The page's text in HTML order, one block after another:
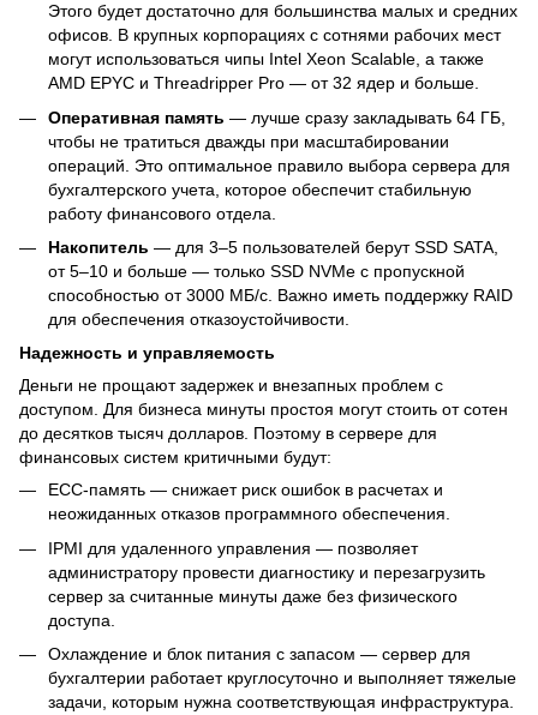
Этого будет достаточно для большинства малых и средних
офисов. В крупных корпорациях с сотнями рабочих мест
могут использоваться чипы Intel Xeon Scalable, а также
AMD EPYC и Threadripper Pro — от 32 ядер и больше.
Оперативная память — лучше сразу закладывать 64 ГБ,
чтобы не тратиться дважды при масштабировании
операций. Это оптимальное правило выбора сервера для
бухгалтерского учета, которое обеспечит стабильную
работу финансового отдела.
Накопитель — для 3–5 пользователей берут SSD SATA,
от 5–10 и больше — только SSD NVMe с пропускной
способностью от 3000 МБ/с. Важно иметь поддержку RAID
для обеспечения отказоустойчивости.
Надежность и управляемость
Деньги не прощают задержек и внезапных проблем с
доступом. Для бизнеса минуты простоя могут стоить от сотен
до десятков тысяч долларов. Поэтому в сервере для
финансовых систем критичными будут:
ECC-память — снижает риск ошибок в расчетах и
неожиданных отказов программного обеспечения.
IPMI для удаленного управления — позволяет
администратору провести диагностику и перезагрузить
сервер за считанные минуты даже без физического
доступа.
Охлаждение и блок питания с запасом — сервер для
бухгалтерии работает круглосуточно и выполняет тяжелые
задачи, которым нужна соответствующая инфраструктура.